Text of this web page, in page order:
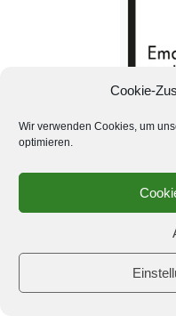
Cookie-
Wir verwenden Cookies, um
optimieren.